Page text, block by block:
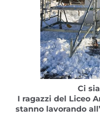
Ci
I ragazzi del Liceo
stanno lavorando